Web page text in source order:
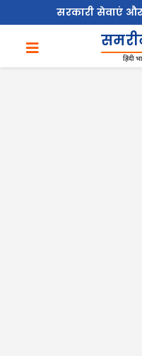
सरकारी सेवाएं
हिंदी